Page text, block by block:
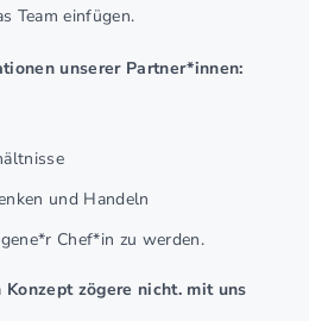
Team einfügen.
unserer Partner*innen:
und Handeln
Chef*in zu werden.
zögere nicht. mit uns